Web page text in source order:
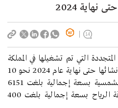
2024
14
التي تم تشغيلها في المملكة
العربية السعودية منذ البدء في إنشائها حتى نهاية عام 2024 نحو 10
مشاريع، تسعة منها للطاقة الشمسية بسعة إجمالية بلغت 6151
ميجاواط، ومشروع واحد لطاقة الرياح بسعة إجمالية بلغت 400